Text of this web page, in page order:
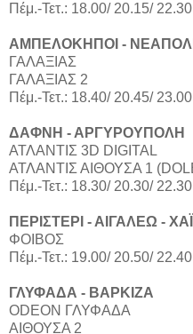
Πέμ.-Τετ.: 18.00/ 20.15/ 22.30
ΑΜΠΕΛΟΚΗΠΟΙ -
ΓΑΛΑΞΙΑΣ
ΓΑΛΑΞΙΑΣ 2
Πέμ.-Τετ.: 18.40/ 20.45/ 23.00
ΔΑΦΝΗ - ΑΡΓΥΡΟΥΠΟΛΗ
ΑΤΛΑΝΤΙΣ 3D DIGITAL
ΑΤΛΑΝΤΙΣ ΑΙΘΟΥΣΑ 1
Πέμ.-Τετ.: 18.30/ 20.30/ 22.30
ΠΕΡΙΣΤΕΡΙ - ΑΙΓΑΛΕΩ -
ΦΟΙΒΟΣ
Πέμ.-Τετ.: 19.00/ 20.50/ 22.40
ΓΛΥΦΑΔΑ - ΒΑΡΚΙΖΑ
ODEON ΓΛΥΦΑΔΑ
ΑΙΘΟΥΣΑ 2